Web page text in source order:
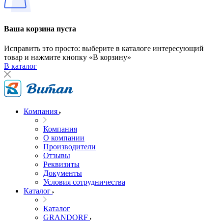
Ваша корзина пуста
Исправить это просто: выберите в каталоге интересующий
товар и нажмите кнопку «В корзину»
В каталог
Компания
Компания
О компании
Производители
Отзывы
Реквизиты
Документы
Условия сотрудничества
Каталог
Каталог
GRANDORF